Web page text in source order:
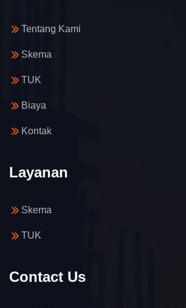
Tentang Kami
Skema
TUK
Biaya
Kontak
Layanan
Skema
TUK
Contact Us